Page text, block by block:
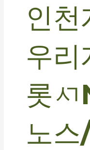
인천
우리
롯ㅺ
노